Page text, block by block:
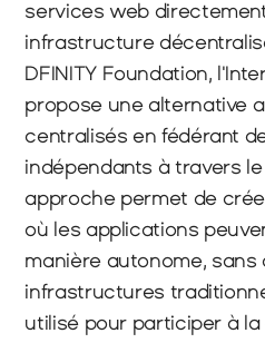
services web
infrastructure
DFINITY Foundation,
propose une alternative
centralisés en fédérant
indépendants à travers
approche permet de
où les applications
manière autonome, sans
infrastructures
utilisé pour participer à